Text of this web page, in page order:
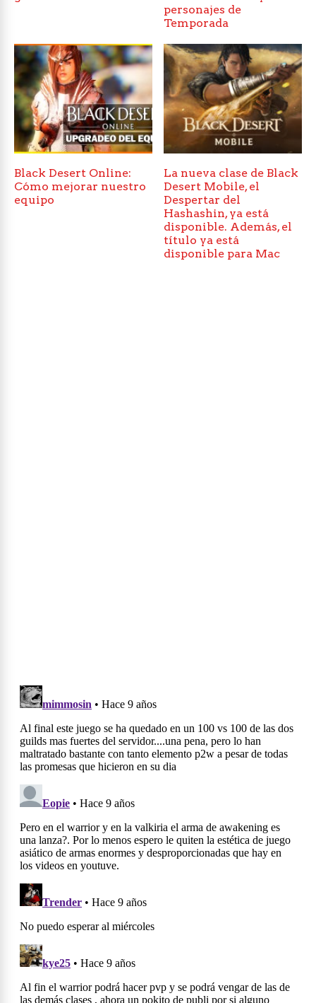
personajes de
Temporada
Black Desert Online:
Cómo mejorar nuestro
equipo
La nueva clase de Black
Desert Mobile, el
Despertar del
Hashashin, ya está
disponible. Además, el
título ya está
disponible para Mac